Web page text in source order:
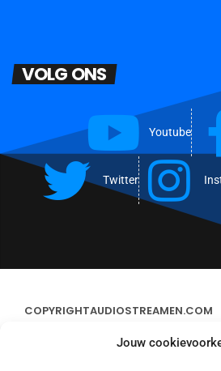
Jouw
VOLG ONS
Youtube
Twitter
COPYRIGHTAUDIOSTREAMEN.COM